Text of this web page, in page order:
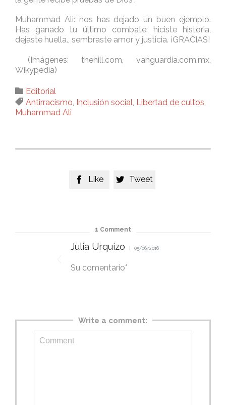
Muhammad Ali: nos has dejado un buen ejemplo.
Has ganado tu último combate: hiciste historia,
dejaste huella., sembraste amor y justicia. ¡GRACIAS!
(Imágenes: thehill.com, vanguardia.com.mx,
Wikypedia)
 Category
Editorial
 Tags
Antirracismo Inclusión social Libertad de cultos
Muhammad Ali
 Like  Tweet
1 Comment
Julia Urquizo 05/06/2016
Su comentario*
Write a comment: